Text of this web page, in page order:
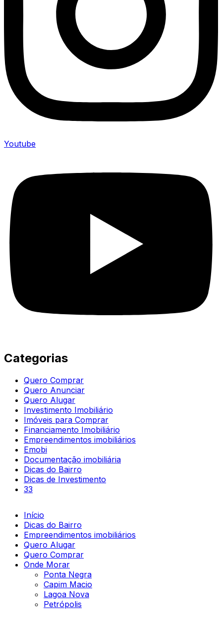
Youtube
Categorias
Quero Comprar
Quero Anunciar
Quero Alugar
Investimento Imobiliário
Imóveis para Comprar
Financiamento Imobiliário
Empreendimentos imobiliários
Emobi
Documentação imobiliária
Dicas do Bairro
Dicas de Investimento
33
Início
Dicas do Bairro
Empreendimentos imobiliários
Quero Alugar
Quero Comprar
Onde Morar
Ponta Negra
Capim Macio
Lagoa Nova
Petrópolis